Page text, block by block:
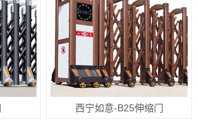
西宁如意-B25伸缩门